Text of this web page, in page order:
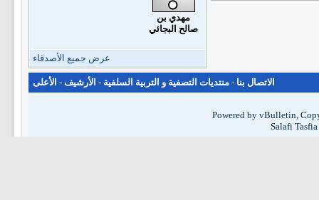
مهدي بن
صالح البجائي
عرض جميع الأصدقاء
الاتصال بنا - منتديات التصفية و التربية السلفية - الأرشيف - الأعلى
Powered by vBulletin,
Salafi